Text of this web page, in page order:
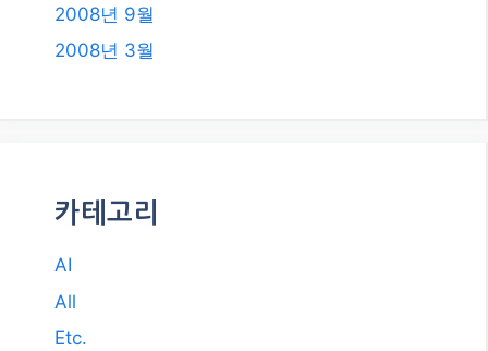
2008년 9월
2008년 3월
카테고리
AI
All
Etc.